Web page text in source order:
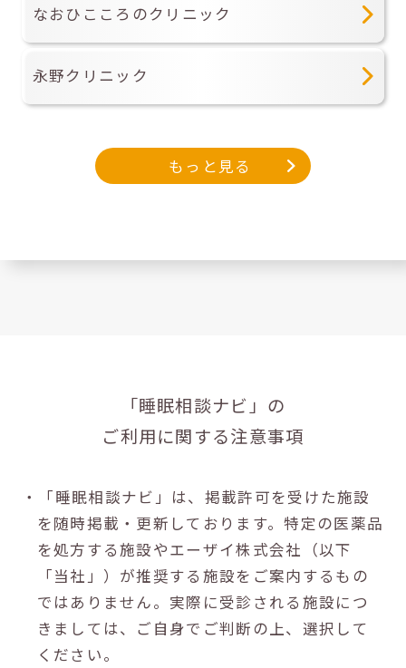
なおひこころのクリニック
永野クリニック
もっと見る
「睡眠相談ナビ」の
ご利用に関する注意事項
・「睡眠相談ナビ」は、掲載許可を受けた施設
を随時掲載・更新しております。特定の医薬品
を処方する施設やエーザイ株式会社（以下
「当社」）が推奨する施設をご案内するもの
ではありません。実際に受診される施設につ
きましては、ご自身でご判断の上、選択して
ください。